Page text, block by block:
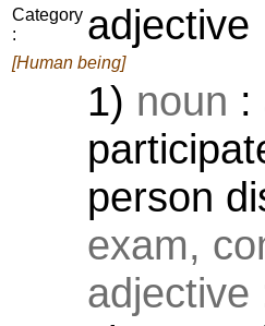
Category
:
adjective
[Human being]
1) noun :
person
exam,
adjective